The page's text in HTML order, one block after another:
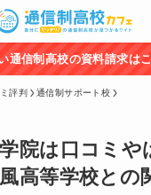
通信制高校の資料請求は
評判 通信制サポート校
院は口コミや
高等学校との